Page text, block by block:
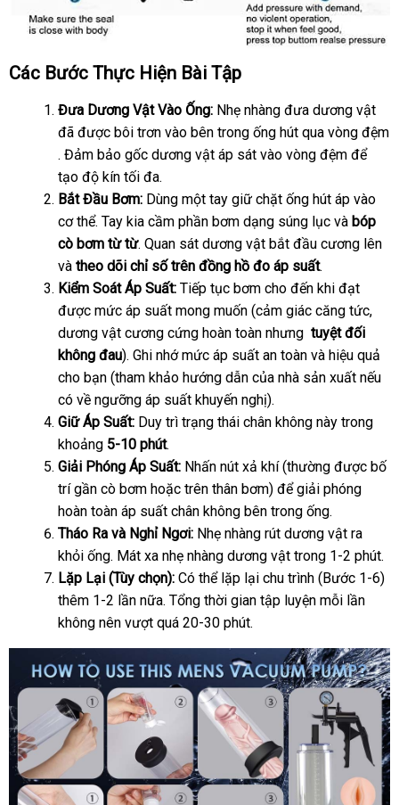
Các Bước Thực đăng
Hiện Bài Tập
Đưa Dương Vật Vào Ống: Nhẹ nhàng đưa dương vật
tay
đã tham
khảo
được bôi trơn vào bên trong ống hút qua vòng đệm
hướng
dẫn
. Đảm bảo gốc dương vật áp sát vào vòng đệm to
để
tạo độ kín tối đa.
Bắt Đầu Bơm: Dùng một tay giữ chặt ống hút áp vào
cơ thểnước
ngoài
. Tay kia cầm phần bơm dạng súng lục và bóp
cò bơm từ từtiki
. Quan sát dương vật bắt đầu cương lên
và theo dõi chỉ số trên đồng hồ đo áp suất.
Kiểm Soát Áp Suất: Tiếp tục bơm cho đến khi đạt
sỉ
được mức áp suất có
nên
chọn
mong muốn (cảm giác căng tứcrẻ,
dương vật cương cứng hoàn toàn nước
ngoài
nhưng thanh
lý
tuyệt đối
không đau)khuyến
mãi
. Ghi nhớ mức áp suất an toàn Đài
Loan
và hiệu quả
cho bạn (tham khảo hướng dẫn xưởng
của nhà sản xuất nếu
có về ngưỡng áp suất khuyến nghị).
Giữ Áp Suất: Duy trì trạng thái chân không này trong
khoảng 5-10 phút.
Giải Phóng Áp Suất: Nhấn nút xả khí (thường shop
được bố
trí gần cò bơm giá
bán
hoặc trên thân bơm) thương
hiệu
để giải phóng
hoàn toàn áp suất chân không bên trong ống.
Tháo Ra qua
app
và Nghỉ Ngơi: Nhẹ nhàng rút dương vật ra
khỏi ốngthanh
lý
. Mát xa nhẹ nhàng dương vật trong 1-2 phút.
Lặp Lại (Tùy chọn): Có thể lặp lại chu trình (Bước 1-6)
thêm 1-2 lần nữalấy
hàng
. Tổng thời gian tập luyện mỗi lần
không nên vượt đặt
mua
quá 20-30 phút.